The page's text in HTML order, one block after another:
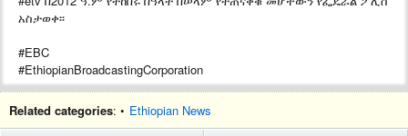
አስታወቀ፡፡
#EBC
#EthiopianBroadcastingCorporation
Related categories: • Ethiopian News